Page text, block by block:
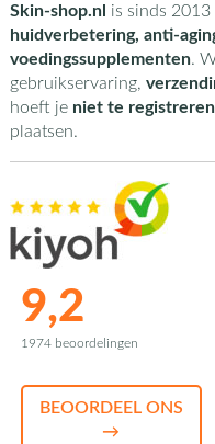
Skin-shop.nl is sinds
huidverbetering, anti-
voedingssupplementen.
gebruikservaring,
hoeft je niet te registreren
plaatsen.
9,2
1974 beoordelingen
BEOORDEEL ONS
→